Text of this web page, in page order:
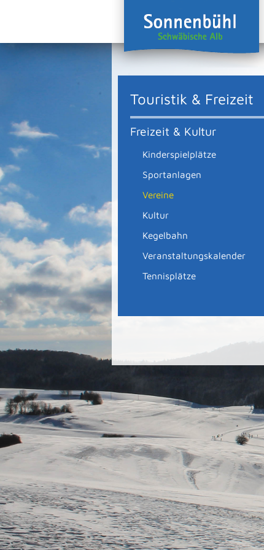
Touristik & Freizeit
Freizeit & Kultur
Kinderspielplätze
Sportanlagen
Vereine
Kultur
Kegelbahn
Veranstaltungskalender
Tennisplätze